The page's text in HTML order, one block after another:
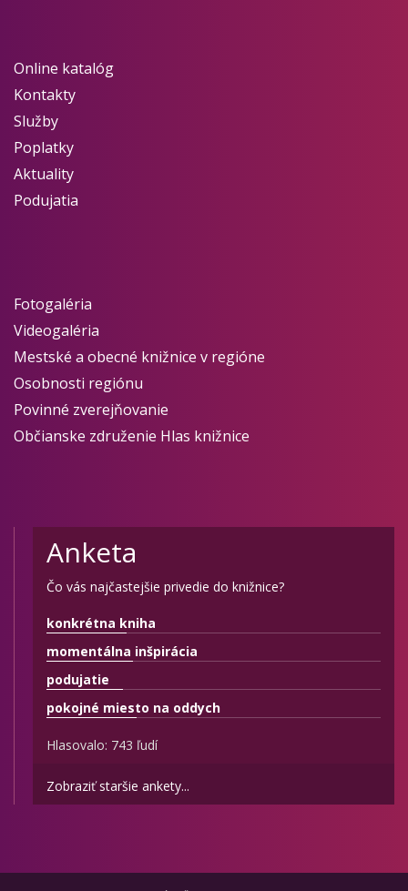
Online katalóg
Kontakty
Služby
Poplatky
Aktuality
Podujatia
Fotogaléria
Videogaléria
Mestské a obecné knižnice v regióne
Osobnosti regiónu
Povinné zverejňovanie
Občianske združenie Hlas knižnice
Anketa
Čo vás najčastejšie privedie do knižnice?
konkrétna kniha
momentálna inšpirácia
podujatie
pokojné miesto na oddych
Hlasovalo: 743 ľudí
Zobraziť staršie ankety...